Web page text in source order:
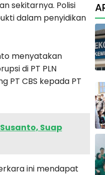
sekitarnya. Polisi
dalam penyidikan
menyatakan
di PT PLN
PT CBS kepada PT
Suap
ini mendapat